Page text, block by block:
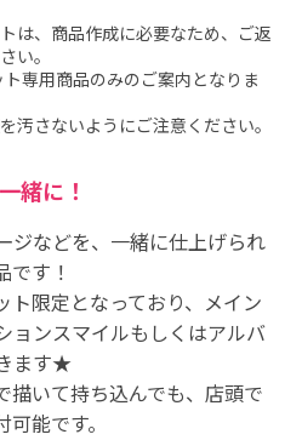
は、商品作成に必要なため、ご返
い。
専用商品のみのご案内となりま
汚さないようにご注意ください。
緒に！
ジなどを、一緒に仕上げられ
です！
限定となっており、メイン
ョンスマイルもしくはアルバ
ます★
描いて持ち込んでも、店頭で
能です。